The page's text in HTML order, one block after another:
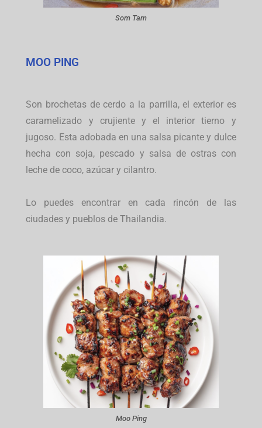
Som Tam
MOO PING
Son brochetas de cerdo a la parrilla, el exterior es
caramelizado y crujiente y el interior tierno y
jugoso. Esta adobada en una salsa picante y dulce
hecha con soja, pescado y salsa de ostras con
leche de coco, azúcar y cilantro.
Lo puedes encontrar en cada rincón de las
ciudades y pueblos de Thailandia.
Moo Ping